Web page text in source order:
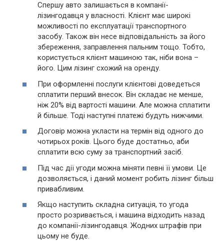
Спершу авто залишається в компанії-
лізингодавця у власності. Клієнт має широкі
можливості по експлуатації транспортного
засобу. Також він несе відповідальність за його
збереження, заправлення пальним тощо. Тобто,
користується клієнт машиною так, ніби вона –
його. Цим лізинг схожий на оренду.
При оформленні послуги клієнтові доведеться
сплатити перший внесок. Він складає не менше,
ніж 20% від вартості машини. Але можна сплатити
й більше. Тоді наступні платежі будуть нижчими.
Договір можна укласти на термін від одного до
чотирьох років. Цього буде достатньо, аби
сплатити всю суму за транспортний засіб.
Під час дії угоди можна міняти певні її умови. Це
дозволяється, і даний момент робить лізинг більш
привабливим.
Якщо наступить складна ситуація, то угода
просто розривається, і машина відходить назад
до компанії-лізингодавця. Жодних штрафів при
цьому не буде.